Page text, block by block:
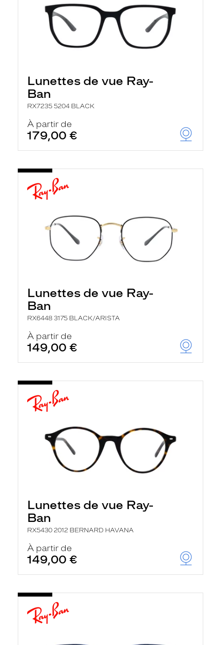
Lunettes de vue Ray-
Ban
RX7235 5204 BLACK
À partir de
179,00 €
Lunettes de vue Ray-
Ban
RX6448 3175 BLACK/ARISTA
À partir de
149,00 €
Lunettes de vue Ray-
Ban
RX5430 2012 BERNARD HAVANA
À partir de
149,00 €